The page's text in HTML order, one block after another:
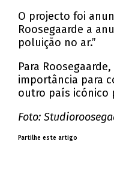
O projecto foi
Roosegaarde a
poluição no ar.”
Para
importância para
outro país icónico
Foto:
Partilhe este artigo